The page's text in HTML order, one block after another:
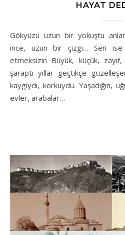
HAYAT
Gökyüzü uzun bir yokuştu anlamlandıramadığım. Yeryüzü
ince, uzun bir çizgi… Sen
etmeksizin Büyük, küçük,
şaraptı yıllar geçtikçe
kaygıydı, korkuydu. Yaşadığın,
evler, arabalar…